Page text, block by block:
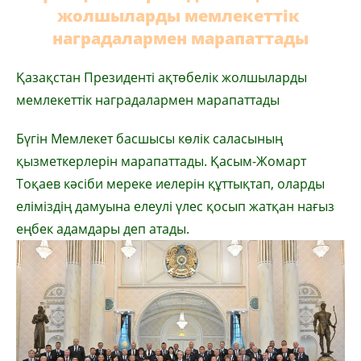
жолшыларды мемлекеттік
наградалармен марапаттады
Қазақстан Президенті ақтөбелік жолшыларды
мемлекеттік наградалармен марапаттады
Бүгін Мемлекет басшысы көлік саласының
қызметкерлерін марапаттады. Қасым-Жомарт
Тоқаев кәсіби мереке иелерін құттықтап, оларды
еліміздің дамуына елеулі үлес қосып жатқан нағыз
еңбек адамдары деп атады.